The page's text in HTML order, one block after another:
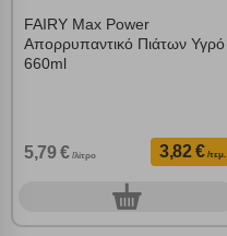
FAIRY Max Power
Απορρυπαντικό Πιάτων Υγρό
660ml
5,79 € /λίτρο 3,82 € /τεμ.
0τεμ.